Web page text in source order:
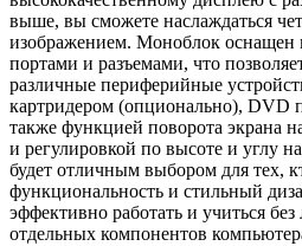
выше, вы сможете наслаждаться
изображением. Моноблок оснащен
портами и разъемами, что
различные периферийные
картридером (опционально), DVD
также функцией поворота экрана
и регулировкой по высоте и углу
будет отличным выбором для тех,
функциональность и стильный
эффективно работать и учиться
отдельных компонентов